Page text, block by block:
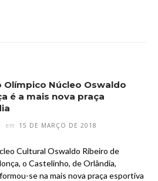
Núcleo Oswaldo
é a mais nova praça
em 15 DE MARÇO DE 2018
Cultural Oswaldo Ribeiro de
o Castelinho, de Orlândia,
se na mais nova praça esportiva